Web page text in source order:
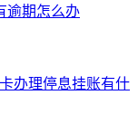
逾期怎么办
办理停息挂账有什